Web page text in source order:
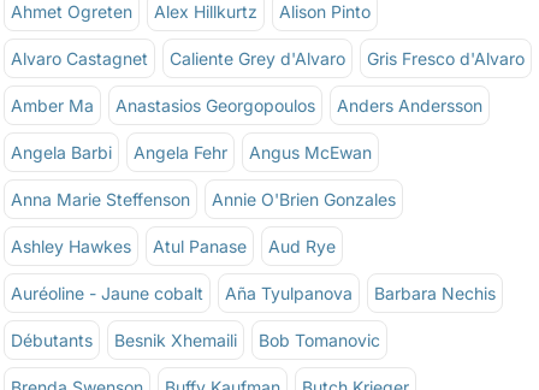
Ahmet Ogreten Alex Hillkurtz Alison Pinto
Alvaro Castagnet Caliente Grey d'Alvaro Gris Fresco d'Alvaro
Amber Ma Anastasios Georgopoulos Anders Andersson
Angela Barbi Angela Fehr Angus McEwan
Anna Marie Steffenson Annie O'Brien Gonzales
Ashley Hawkes Atul Panase Aud Rye
Auréoline - Jaune cobalt Aña Tyulpanova Barbara Nechis
Débutants Besnik Xhemaili Bob Tomanovic